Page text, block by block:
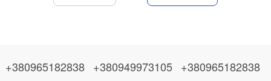
+380965182838 +380949973105 +380965182838